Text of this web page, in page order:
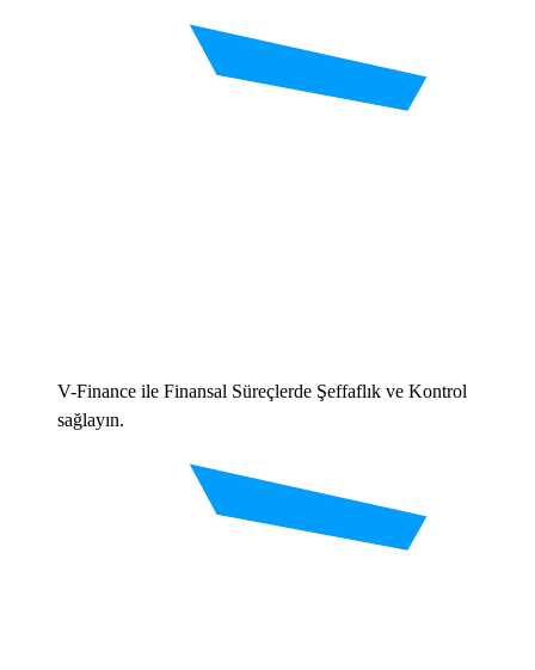
V-Finance ile Finansal Süreçlerde Şeffaflık ve Kontrol
sağlayın.